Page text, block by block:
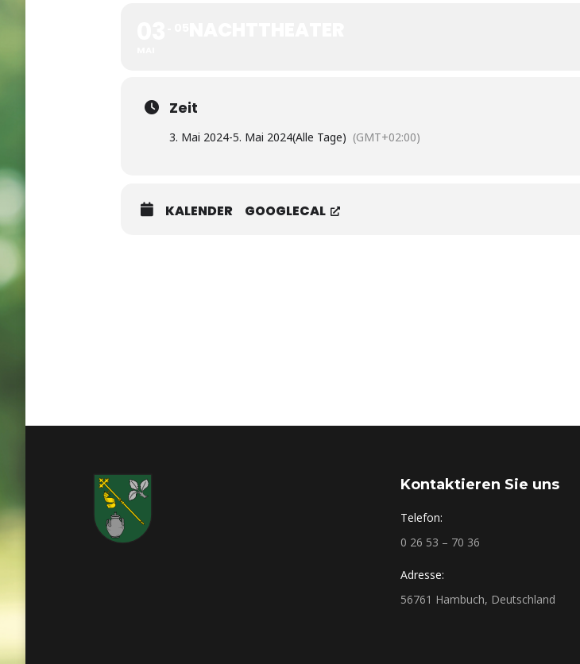
Zeit
3. Mai 2024-5. Mai 2024(Alle Tage) (GMT+02:00)
KALENDER GOOGLECAL
Kontaktieren Sie uns
Telefon:
0 26 53 – 70 36
Adresse:
56761 Hambuch, Deutschland